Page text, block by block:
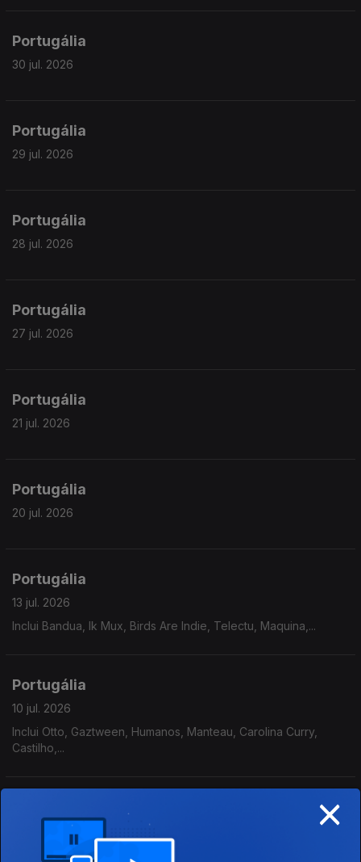
Portugália
30 jul. 2026
Portugália
29 jul. 2026
Portugália
28 jul. 2026
Portugália
27 jul. 2026
Portugália
21 jul. 2026
Portugália
20 jul. 2026
Portugália
13 jul. 2026
Inclui Bandua, Ik Mux, Birds Are Indie, Telectu, Maquina,...
Portugália
10 jul. 2026
Inclui Otto, Gaztween, Humanos, Manteau, Carolina Curry,
Castilho,...
09 jul. 2026
Segunda parte da audição integral do disco "Off Off" editado
×